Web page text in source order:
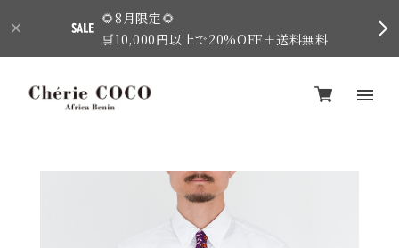
🌻8月限定🌻
🛒10,000円以上で20%OFF＋送料無料